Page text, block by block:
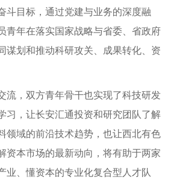
斗目标，通过党建与业务的深度融
青年在落实国家战略与省委、省政府
谋划和推动科研攻关、成果转化、资
流，双方青年骨干也实现了科技研发
习，让长安汇通投资和研究团队了解
领域的前沿技术趋势，也让西北有色
资本市场的最新动向，将有助于两家
业、懂资本的专业化复合型人才队